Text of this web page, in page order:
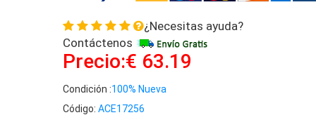
¿Necesitas ayuda?
Contáctenos
Precio:€ 63.19
Condición :100% Nueva
Código: ACE17256